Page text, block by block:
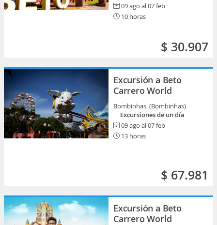
09 ago al 07 feb
10 horas
$ 30.907
Excursión a Beto
Carrero World
Bombinhas (Bombinhas)
Excursiones de un día
09 ago al 07 feb
13 horas
$ 67.981
Excursión a Beto
Carrero World